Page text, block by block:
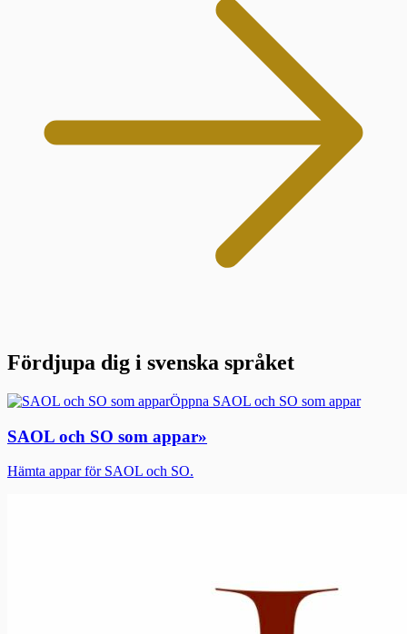
Fördjupa dig i svenska språket
Öppna SAOL och SO som appar
SAOL och SO som appar»
Hämta appar för SAOL och SO.